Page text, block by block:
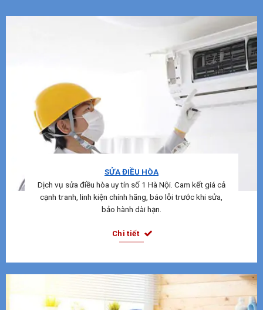
SỬA ĐIỀU HÒA
Dịch vụ sửa điều hòa uy tín số 1 Hà Nội. Cam kết giá cả
cạnh tranh, linh kiện chính hãng, báo lỗi trước khi sửa,
bảo hành dài hạn.
Chi tiết